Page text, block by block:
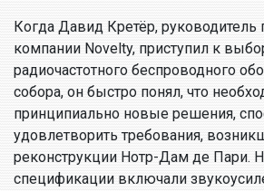
Когда Давид Кретёр, руководитель
компании Novelty, приступил к
радиочастотного беспроводного
собора, он быстро понял, что
принципиально новые решения,
удовлетворить требования,
реконструкции Нотр-Дам де Пари.
спецификации включали